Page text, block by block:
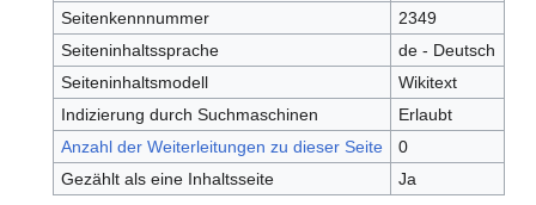
Seitenkennnummer
2349
Seiteninhaltssprache
de - Deutsch
Seiteninhaltsmodell
Wikitext
Indizierung durch Suchmaschinen
Erlaubt
Anzahl der Weiterleitungen zu dieser Seite
0
Gezählt als eine Inhaltsseite
Ja